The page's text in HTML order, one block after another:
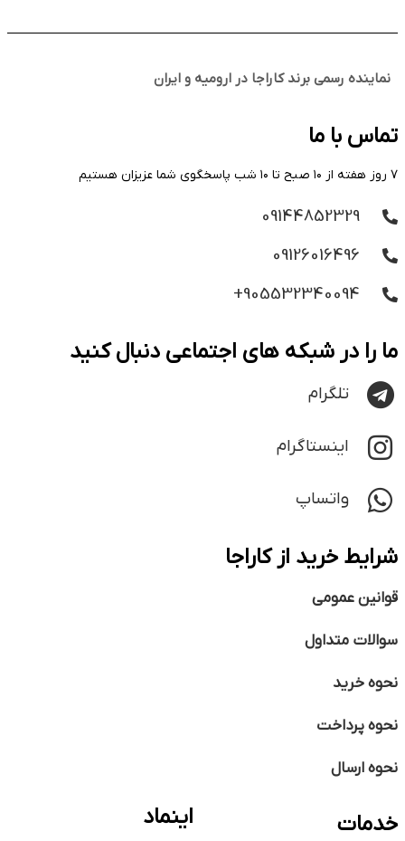
نماینده رسمی برند کاراجا در ارومیه و ایران
تماس با ما
۷ روز هفته از ۱۰ صبح تا ۱۰ شب پاسخگوی شما عزیزان هستیم
09144852329
09126016496
905532340094+
ما را در شبکه های اجتماعی دنبال کنید
تلگرام
اینستاگرام
واتساپ
شرایط خرید از کاراجا
قوانین عمومی
سوالات متداول
نحوه خرید
نحوه پرداخت
نحوه ارسال
خدمات اینماد